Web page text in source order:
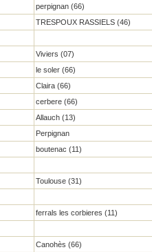
perpignan (66)
TRESPOUX RASSIELS (46)
Viviers (07)
le soler (66)
Claira (66)
cerbere (66)
Allauch (13)
Perpignan
boutenac (11)
Toulouse (31)
ferrals les corbieres (11)
Canohès (66)